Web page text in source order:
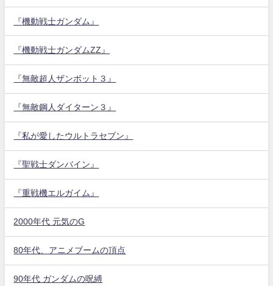
『機動戦士ガンダム』
『機動戦士ガンダムZZ』
『無敵超人ザンボット３』
『無敵鋼人ダイターン３』
『私が愛したウルトラセブン』
『聖戦士ダンバイン』
『重戦機エルガイム』
2000年代 元気のG
80年代、アニメブームの頂点
90年代 ガンダムの呪縛